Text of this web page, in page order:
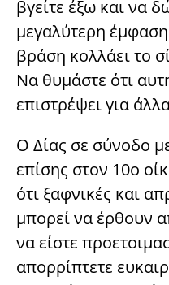
βγείτε έξω και να
μεγαλύτερη
βράση κολλάει το
Να θυμάστε ότι
επιστρέψει για
Ο Δίας σε σύνοδο
επίσης στον 10ο
ότι ξαφνικές και
μπορεί να έρθουν
να είστε
απορρίπτετε